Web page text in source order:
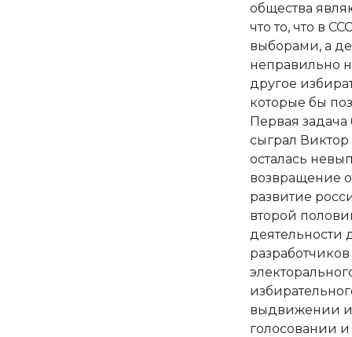
общества
что то, что в
выборами, а
неправильно
другое
которые бы
Первая
сыграл
осталась
возвращение
развитие
второй
деятельности
выдвижении и
голосовании